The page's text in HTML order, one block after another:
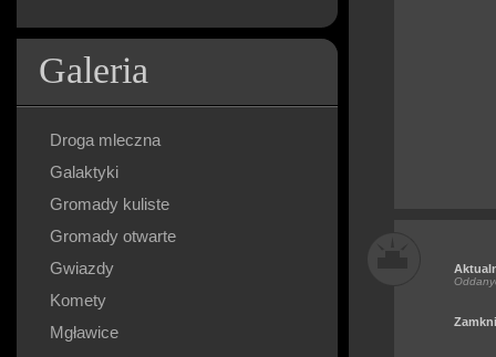
Galeria
Droga mleczna
Galaktyki
Gromady kuliste
Gromady otwarte
Gwiazdy
Komety
Mgławice